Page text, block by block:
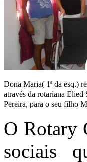
Dona Maria( 1ª da esq.)
através da rotariana Elied
Pereira, para o seu filho
O Rotary
sociais